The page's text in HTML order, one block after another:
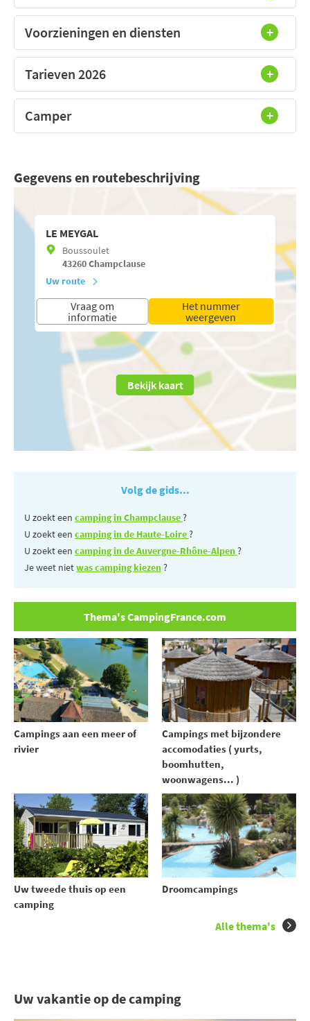
Voorzieningen en diensten
Tarieven 2026
Camper
Gegevens en routebeschrijving
LE MEYGAL
Boussoulet
43260Champclause
Uw route
Vraag om
informatie
Het nummer
weergeven
Bekijk kaart
Volg de gids...
U zoekt een camping in Champclause?
U zoekt een camping in de Haute-Loire?
U zoekt een camping in de Auvergne-Rhône-Alpen?
Je weet nietwas camping kiezen?
Thema's CampingFrance.com
Campings aan een meer of
rivier
Campings met bijzondere
accomodaties ( yurts,
boomhutten,
woonwagens... )
Uw tweede thuis op een
camping
Droomcampings
Alle thema's
Uw vakantie op de camping